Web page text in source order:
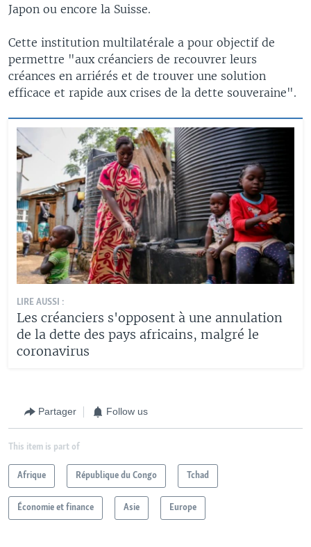
Japon ou encore la Suisse.
Cette institution multilatérale a pour objectif de
permettre "aux créanciers de recouvrer leurs
créances en arriérés et de trouver une solution
efficace et rapide aux crises de la dette souveraine".
LIRE AUSSI :
Les créanciers s'opposent à une annulation
de la dette des pays africains, malgré le
coronavirus
Partager Follow us
This item is part of
Afrique République du Congo Tchad
Économie et finance Asie Europe